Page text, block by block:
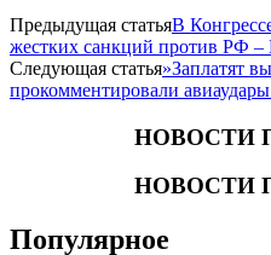
Предыдущая статьяВ
жестких санкций против РФ –
Следующая статья​»Заплатят
прокомментировали
НОВОСТИ
НОВОСТИ
Популярное